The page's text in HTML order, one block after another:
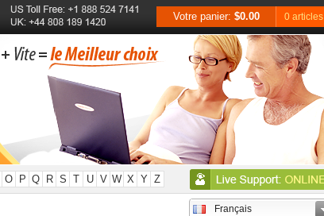
Votre panier: $0.00 0 articles
O P Q R S T U V W X Y Z
Français